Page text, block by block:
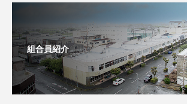
組合員紹介